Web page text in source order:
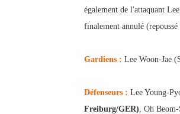
également de l'attaquant
finalement annulé
Gardiens : Lee Woon-Jae
Défenseurs : Lee Young-
Freiburg/GER), Oh